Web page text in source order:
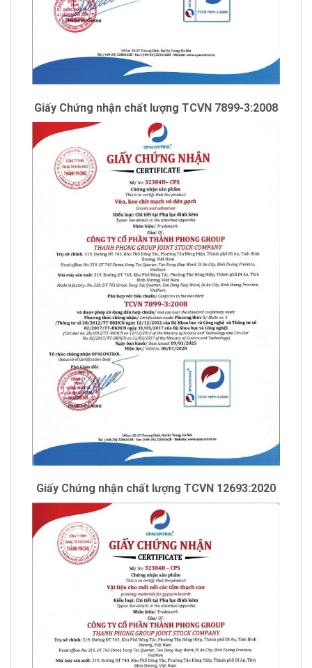
Giấy Chứng nhận chất lượng TCVN 7899-3:2008
Giấy Chứng nhận chất lượng TCVN 12693:2020